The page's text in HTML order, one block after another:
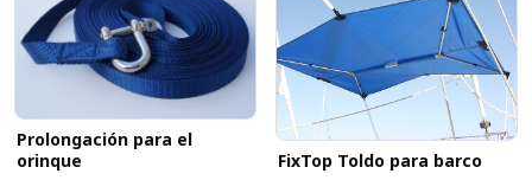
Prolongación para el
orinque
FixTop Toldo para barco